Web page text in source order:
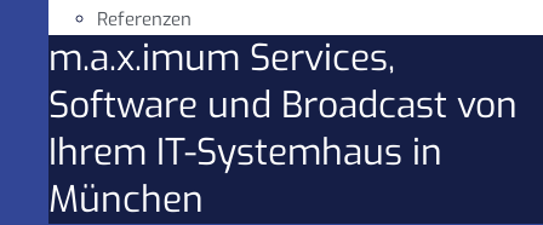
Referenzen
m.a.x.imum Services,
Software und Broadcast von
Ihrem IT-Systemhaus in
München